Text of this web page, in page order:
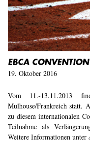
EBCA CONVENTION
19. Oktober 2016
Vom 11.-13.11.2013
Mulhouse/Frankreich statt.
zu diesem internationalen
Teilnahme als
Weitere Informationen unter